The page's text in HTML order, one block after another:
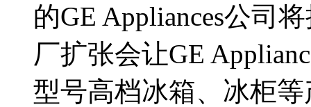
的GE Appliances公司
厂扩张会让GE
型号高档冰箱、冰柜